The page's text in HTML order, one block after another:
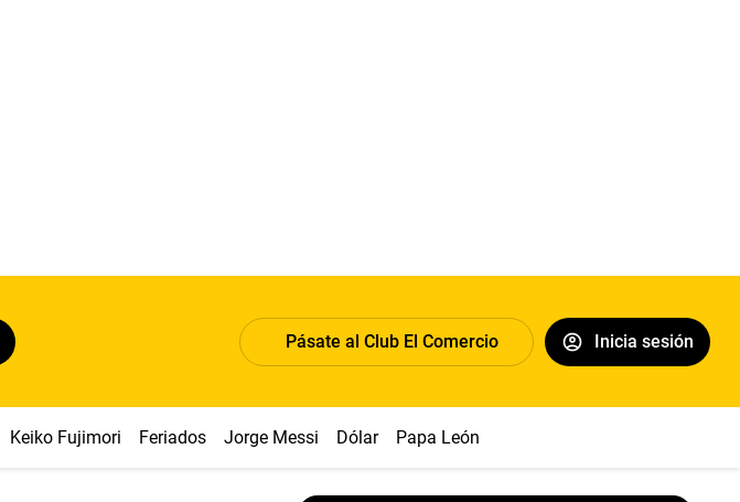
Pásate al Club El Comercio Inicia sesión
Keiko Fujimori Feriados Jorge Messi Dólar Papa León XIV